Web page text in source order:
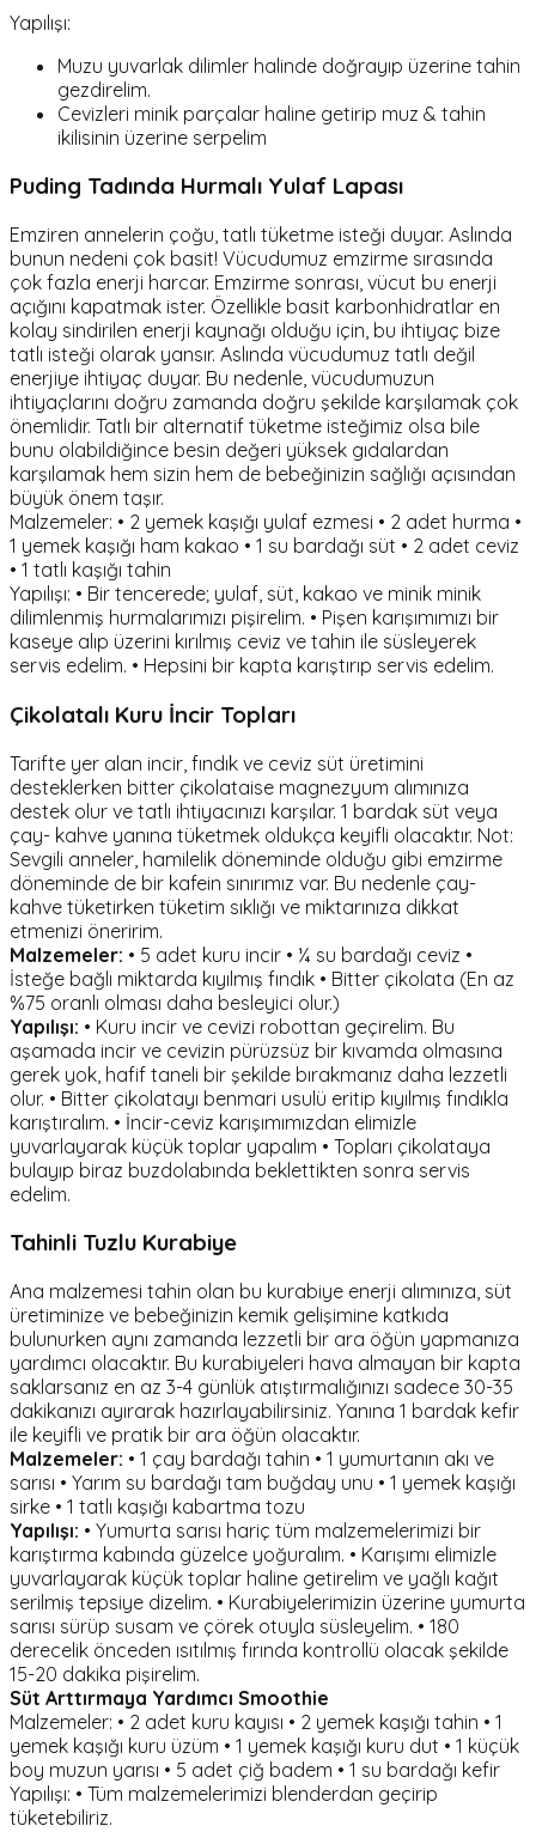
Yapılışı:
Muzu yuvarlak dilimler halinde doğrayıp üzerine tahin
gezdirelim.
Cevizleri minik parçalar haline getirip muz & tahin
ikilisinin üzerine serpelim
Puding Tadında Hurmalı Yulaf Lapası
Emziren annelerin çoğu, tatlı tüketme isteği duyar. Aslında
bunun nedeni çok basit! Vücudumuz emzirme sırasında
çok fazla enerji harcar. Emzirme sonrası, vücut bu enerji
açığını kapatmak ister. Özellikle basit karbonhidratlar en
kolay sindirilen enerji kaynağı olduğu için, bu ihtiyaç bize
tatlı isteği olarak yansır. Aslında vücudumuz tatlı değil
enerjiye ihtiyaç duyar. Bu nedenle, vücudumuzun
ihtiyaçlarını doğru zamanda doğru şekilde karşılamak çok
önemlidir. Tatlı bir alternatif tüketme isteğimiz olsa bile
bunu olabildiğince besin değeri yüksek gıdalardan
karşılamak hem sizin hem de bebeğinizin sağlığı açısından
büyük önem taşır.
Malzemeler: • 2 yemek kaşığı yulaf ezmesi • 2 adet hurma •
1 yemek kaşığı ham kakao • 1 su bardağı süt • 2 adet ceviz
• 1 tatlı kaşığı tahin
Yapılışı: • Bir tencerede; yulaf, süt, kakao ve minik minik
dilimlenmiş hurmalarımızı pişirelim. • Pişen karışımımızı bir
kaseye alıp üzerini kırılmış ceviz ve tahin ile süsleyerek
servis edelim. • Hepsini bir kapta karıştırıp servis edelim.
Çikolatalı Kuru İncir Topları
Tarifte yer alan incir, fındık ve ceviz süt üretimini
desteklerken bitter çikolataise magnezyum alımınıza
destek olur ve tatlı ihtiyacınızı karşılar. 1 bardak süt veya
çay- kahve yanına tüketmek oldukça keyifli olacaktır. Not:
Sevgili anneler, hamilelik döneminde olduğu gibi emzirme
döneminde de bir kafein sınırımız var. Bu nedenle çay-
kahve tüketirken tüketim sıklığı ve miktarınıza dikkat
etmenizi öneririm.
Malzemeler: • 5 adet kuru incir • ¼ su bardağı ceviz •
İsteğe bağlı miktarda kıyılmış fındık • Bitter çikolata (En az
%75 oranlı olması daha besleyici olur.)
Yapılışı: • Kuru incir ve cevizi robottan geçirelim. Bu
aşamada incir ve cevizin pürüzsüz bir kıvamda olmasına
gerek yok, hafif taneli bir şekilde bırakmanız daha lezzetli
olur. • Bitter çikolatayı benmari usulü eritip kıyılmış fındıkla
karıştıralım. • İncir-ceviz karışımımızdan elimizle
yuvarlayarak küçük toplar yapalım • Topları çikolataya
bulayıp biraz buzdolabında beklettikten sonra servis
edelim.
Tahinli Tuzlu Kurabiye
Ana malzemesi tahin olan bu kurabiye enerji alımınıza, süt
üretiminize ve bebeğinizin kemik gelişimine katkıda
bulunurken aynı zamanda lezzetli bir ara öğün yapmanıza
yardımcı olacaktır. Bu kurabiyeleri hava almayan bir kapta
saklarsanız en az 3-4 günlük atıştırmalığınızı sadece 30-35
dakikanızı ayırarak hazırlayabilirsiniz. Yanına 1 bardak kefir
ile keyifli ve pratik bir ara öğün olacaktır.
Malzemeler: • 1 çay bardağı tahin • 1 yumurtanın akı ve
sarısı • Yarım su bardağı tam buğday unu • 1 yemek kaşığı
sirke • 1 tatlı kaşığı kabartma tozu
Yapılışı: • Yumurta sarısı hariç tüm malzemelerimizi bir
karıştırma kabında güzelce yoğuralım. • Karışımı elimizle
yuvarlayarak küçük toplar haline getirelim ve yağlı kağıt
serilmiş tepsiye dizelim. • Kurabiyelerimizin üzerine yumurta
sarısı sürüp susam ve çörek otuyla süsleyelim. • 180
derecelik önceden ısıtılmış fırında kontrollü olacak şekilde
15-20 dakika pişirelim.
Süt Arttırmaya Yardımcı Smoothie
Malzemeler: • 2 adet kuru kayısı • 2 yemek kaşığı tahin • 1
yemek kaşığı kuru üzüm • 1 yemek kaşığı kuru dut • 1 küçük
boy muzun yarısı • 5 adet çiğ badem • 1 su bardağı kefir
Yapılışı: • Tüm malzemelerimizi blenderdan geçirip
tüketebiliriz.